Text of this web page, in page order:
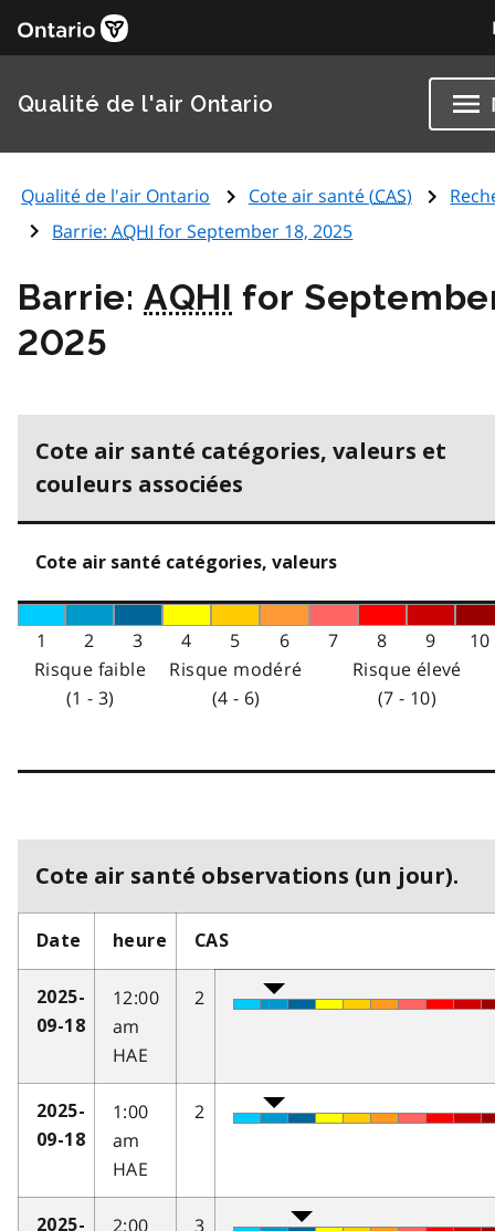
Qualité de l'air Ontario
Qualité de l'air Ontario Cote air santé (CAS)
Barrie:AQHI for September 18, 2025
Barrie:AQHI for
2025
Cote air santé catégories, valeurs et
couleurs associées
Cote air santé catégories, valeurs
1 2 3 4 5 6 7 8 9
10
Risque faible
(1 - 3)
Risque modéré
(4 - 6)
Risque élevé
(7 - 10)
Cote air santé observations (un jour).
Date heure CAS
2025-
09-18
12:00
am
HAE
2
2025-
09-18
1:00
am
HAE
2
2025-
2:00
3